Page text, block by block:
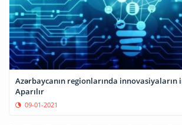
Azərbaycanın regionlarında innovasiyaların
Aparılır
09-01-2021